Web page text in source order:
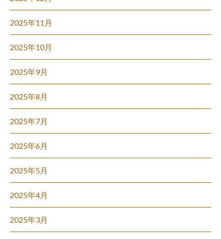
2025年11月
2025年10月
2025年9月
2025年8月
2025年7月
2025年6月
2025年5月
2025年4月
2025年3月